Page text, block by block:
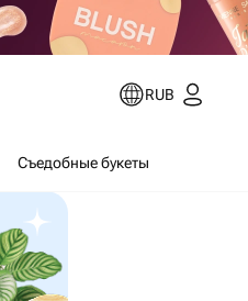
RUB
Съедобные букеты